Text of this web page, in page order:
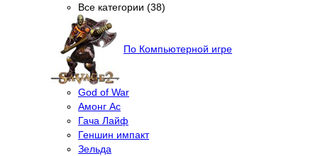
Все категории (38)
По Компьютерной игре
God of War
Амонг Ас
Гача Лайф
Геншин импакт
Зельда